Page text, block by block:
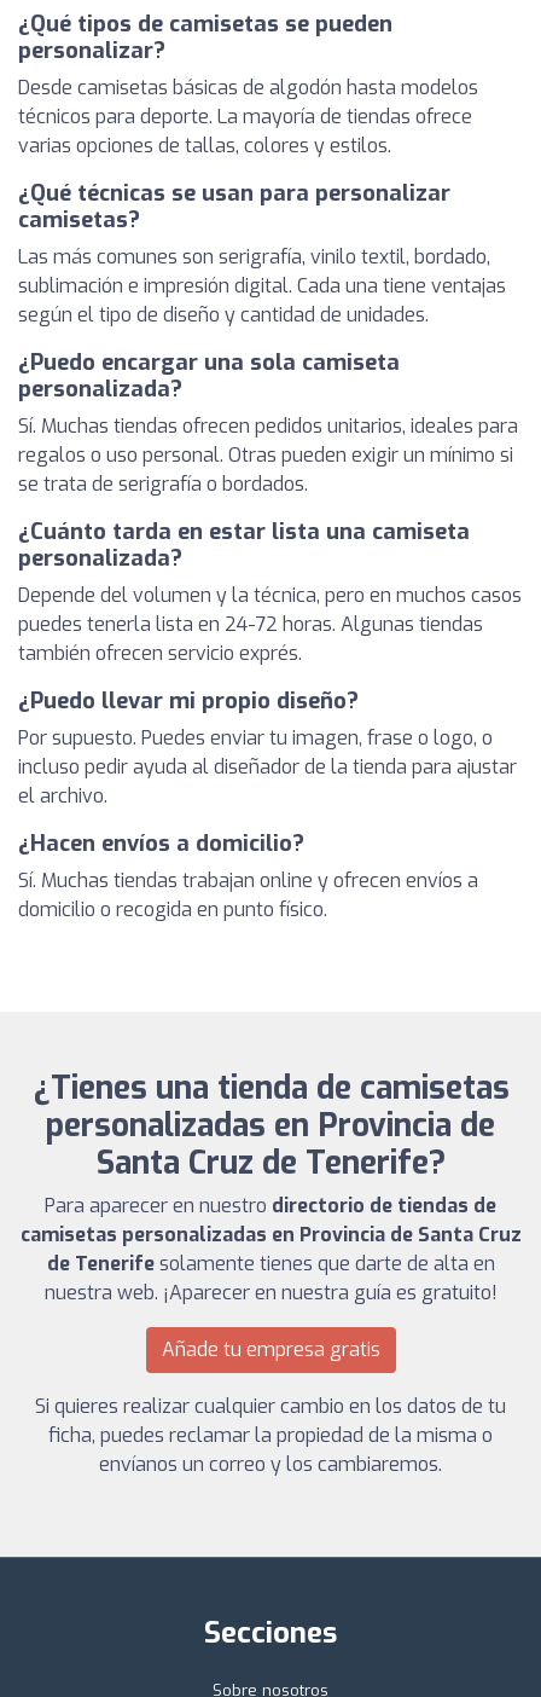
¿Qué tipos de camisetas se pueden
personalizar?
Desde camisetas básicas de algodón hasta modelos
técnicos para deporte. La mayoría de tiendas ofrece
varias opciones de tallas, colores y estilos.
¿Qué técnicas se usan para personalizar
camisetas?
Las más comunes son serigrafía, vinilo textil, bordado,
sublimación e impresión digital. Cada una tiene ventajas
según el tipo de diseño y cantidad de unidades.
¿Puedo encargar una sola camiseta
personalizada?
Sí. Muchas tiendas ofrecen pedidos unitarios, ideales para
regalos o uso personal. Otras pueden exigir un mínimo si
se trata de serigrafía o bordados.
¿Cuánto tarda en estar lista una camiseta
personalizada?
Depende del volumen y la técnica, pero en muchos casos
puedes tenerla lista en 24-72 horas. Algunas tiendas
también ofrecen servicio exprés.
¿Puedo llevar mi propio diseño?
Por supuesto. Puedes enviar tu imagen, frase o logo, o
incluso pedir ayuda al diseñador de la tienda para ajustar
el archivo.
¿Hacen envíos a domicilio?
Sí. Muchas tiendas trabajan online y ofrecen envíos a
domicilio o recogida en punto físico.
¿Tienes una tienda de camisetas
personalizadas en Provincia de
Santa Cruz de Tenerife?
Para aparecer en nuestro directorio de tiendas de
camisetas personalizadas en Provincia de Santa Cruz
de Tenerifesolamente tienes que darte de alta en
nuestra web. ¡Aparecer en nuestra guía es gratuito!
Añade tu empresa gratis
Si quieres realizar cualquier cambio en los datos de tu
ficha, puedes reclamar la propiedad de la misma o
envíanos un correo y los cambiaremos.
Secciones
Sobre nosotros